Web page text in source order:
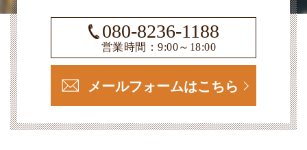
080-8236-1188
営業時間：9:00～18:00
メールフォームはこちら